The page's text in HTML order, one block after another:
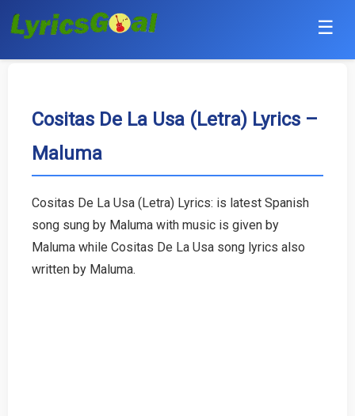
☰
Hindi
Bollywood
English
Tamil
Cositas De La Usa (Letra) Lyrics –
Maluma
Cositas De La Usa (Letra) Lyrics: is latest Spanish
song sung by Maluma with music is given by
Maluma while Cositas De La Usa song lyrics also
written by Maluma.